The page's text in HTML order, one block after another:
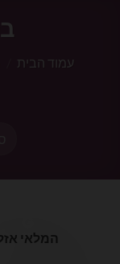
עמוד הבית
המלאי